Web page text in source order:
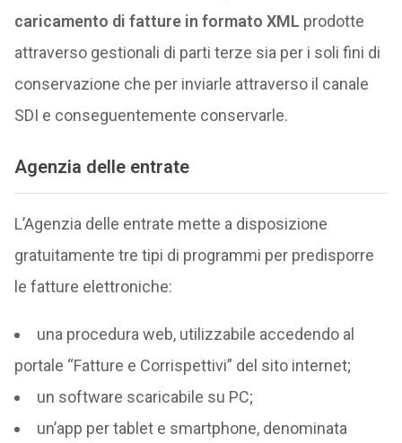
caricamento di fatture in formato XML prodotte
attraverso gestionali di parti terze sia per i soli fini di
conservazione che per inviarle attraverso il canale
SDI e conseguentemente conservarle.
Agenzia delle entrate
L’Agenzia delle entrate mette a disposizione
gratuitamente tre tipi di programmi per predisporre
le fatture elettroniche:
una procedura web, utilizzabile accedendo al
portale “Fatture e Corrispettivi” del sito internet;
un software scaricabile su PC;
un’app per tablet e smartphone, denominata